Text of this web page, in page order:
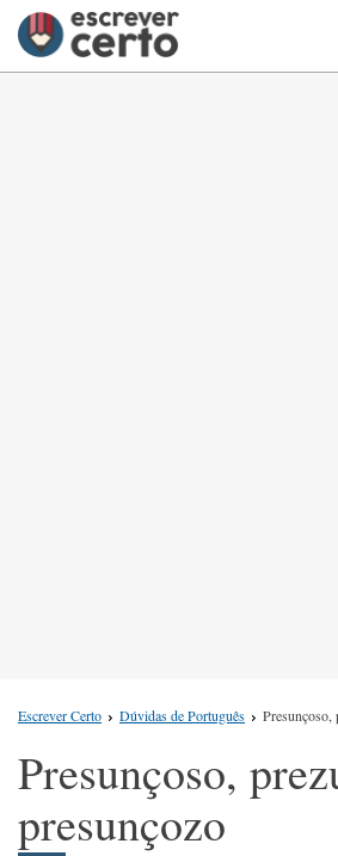
Escrever Certo Dúvidas de Português Presunçoso,
Presunçoso,
presunçozo